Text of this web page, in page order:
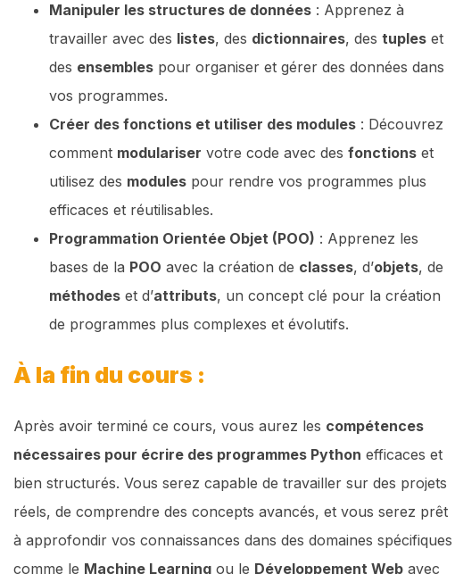
Manipuler les structures de données : Apprenez à
travailler avec des listes, des dictionnaires, des tuples et
des ensembles pour organiser et gérer des données dans
vos programmes.
Créer des fonctions et utiliser des modules : Découvrez
comment modulariser votre code avec des fonctions et
utilisez des modules pour rendre vos programmes plus
efficaces et réutilisables.
Programmation Orientée Objet (POO) : Apprenez les
bases de la POO avec la création de classes, d’objets, de
méthodes et d’attributs, un concept clé pour la création
de programmes plus complexes et évolutifs.
À la fin du cours :
Après avoir terminé ce cours, vous aurez les compétences
nécessaires pour écrire des programmes Python efficaces et
bien structurés. Vous serez capable de travailler sur des projets
réels, de comprendre des concepts avancés, et vous serez prêt
à approfondir vos connaissances dans des domaines spécifiques
comme le Machine Learning ou le Développement Web avec